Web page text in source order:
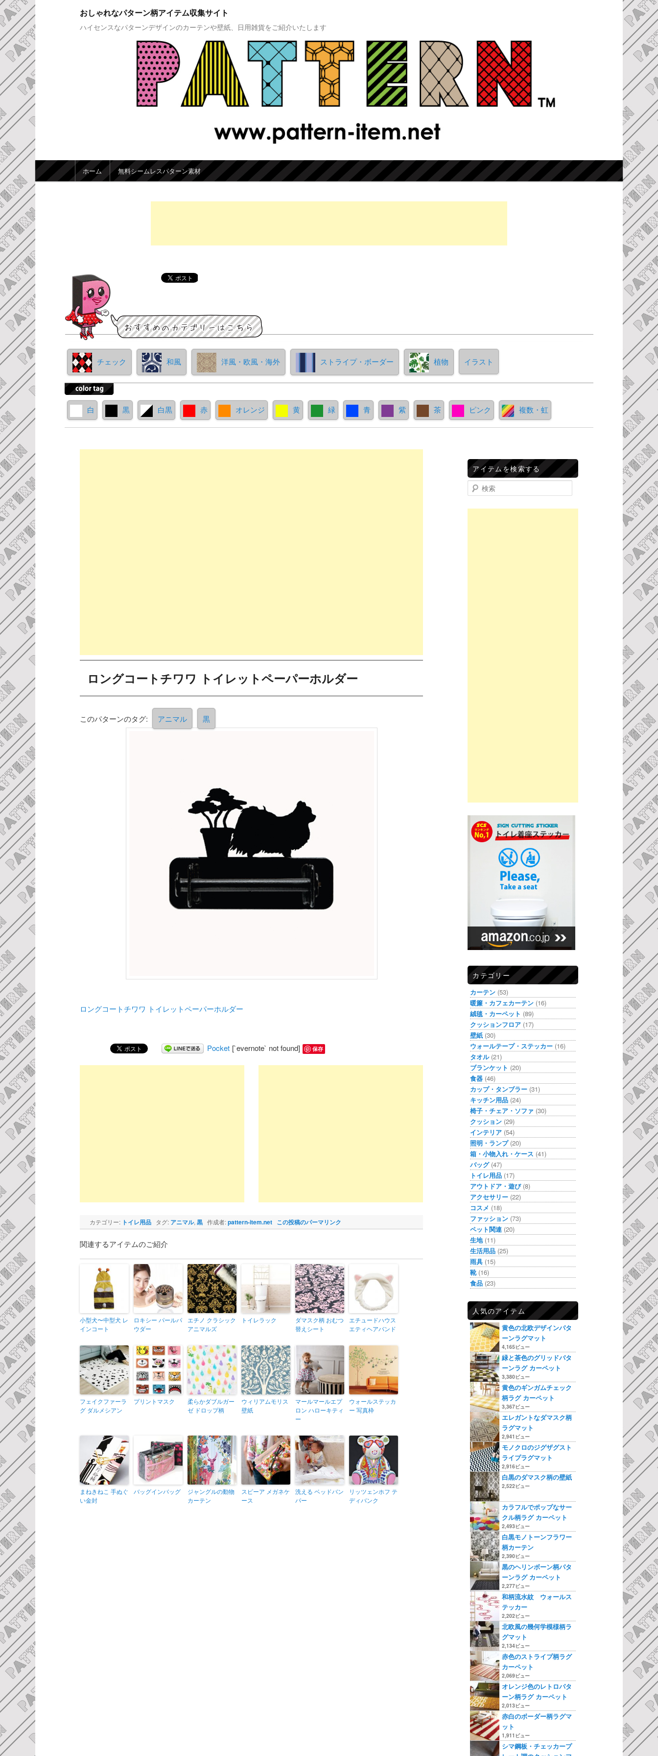
おしゃれなパターン柄アイテム収集サイト
ハイセンスなパターンデザインのカーテンや壁紙、日用雑貨をご紹介いたします
メインメニュー
メインコンテンツへ移動
サブコンテンツへ移動
ホーム 無料シームレスパターン素材
チェック 和風 洋風・欧風・海外 ストライプ・ボーダー 植物 イラスト
白 黒 白黒 赤 オレンジ 黄 緑 青 紫 茶 ピンク 複数・虹
ロングコートチワワ トイレットペーパーホルダー
このパターンのタグ: アニマル 黒
ロングコートチワワ トイレットペーパーホルダー
Pocket [`evernote` not found] 保存
カテゴリー: トイレ用品 タグ: アニマル,黒 作成者:pattern-item.net この投稿のパーマリンク
関連するアイテムのご紹介
小型犬〜中型犬 レ
インコート
ロキシー パールパ
ウダー
エチノ クラシック
アニマルズ
トイレラック
ダマスク柄 おむつ
替えシート
エチュードハウス
エティヘアバンド
フェイクファーラ
グ ダルメシアン
プリントマスク
柔らかダブルガー
ゼ ドロップ柄
ウィリアムモリス
壁紙
マールマールエプ
ロン ハローキティ
ー
ウォールステッカ
ー 写真枠
まねきねこ 手ぬぐ
い金封
バッグインバッグ
ジャングルの動物
カーテン
スピーア メガネケ
ース
洗える ベッドバン
パー
リッツェンホフ テ
ディバンク
アイテムを検索する
検索
カテゴリー
カーテン (53)
暖簾・カフェカーテン (16)
絨毯・カーペット (89)
クッションフロア (17)
壁紙 (30)
ウォールテープ・ステッカー (16)
タオル(21)
ブランケット (20)
食器 (46)
カップ・タンブラー (31)
キッチン用品 (24)
椅子・チェア・ソファ (30)
クッション (29)
インテリア (54)
照明・ランプ(20)
箱・小物入れ・ケース (41)
バッグ(47)
トイレ用品 (17)
アウトドア・遊び(8)
アクセサリー (22)
コスメ (18)
ファッション (73)
ペット関連 (20)
生地(11)
生活用品 (25)
雨具 (15)
靴(16)
食品 (23)
人気のアイテム
黄色の北欧デザインパタ
ーンラグマット
4,165ビュー
緑と茶色のグリッドパタ
ーンラグ カーペット
3,380ビュー
黄色のギンガムチェック
柄ラグ カーペット
3,367ビュー
エレガントなダマスク柄
ラグマット
2,941ビュー
モノクロのジグザグスト
ライプラグマット
2,916ビュー
白黒のダマスク柄の壁紙
2,522ビュー
カラフルでポップなサー
クル柄ラグ カーペット
2,493ビュー
白黒モノトーンフラワー
柄カーテン
2,390ビュー
黒のヘリンボーン柄パタ
ーンラグ カーペット
2,277ビュー
和柄流水紋 ウォールス
テッカー
2,202ビュー
北欧風の幾何学模様柄ラ
グマット
2,134ビュー
赤色のストライプ柄ラグ
カーペット
2,069ビュー
オレンジ色のレトロパタ
ーン柄ラグ カーペット
2,013ビュー
赤白のボーダー柄ラグマ
ット
1,911ビュー
シマ鋼板・チェッカープ